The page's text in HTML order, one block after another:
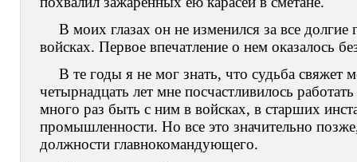
В моих глазах он не изменился за все
войсках. Первое впечатление о нем оказалось
В те годы я не мог знать, что судьба свяжет
четырнадцать лет мне посчастливилось
много раз быть с ним в войсках, в старших
промышленности. Но все это значительно
должности главнокомандующего.